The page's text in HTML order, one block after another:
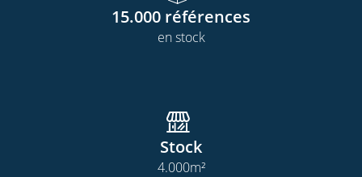
15.000 références
en stock
Stock
4.000m²